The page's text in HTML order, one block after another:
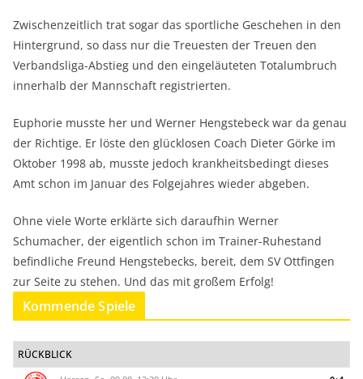
Zwischenzeitlich trat sogar das sportliche Geschehen in den
Hintergrund, so dass nur die Treuesten der Treuen den
Verbandsliga-Abstieg und den eingeläuteten Totalumbruch
innerhalb der Mannschaft registrierten.
Euphorie musste her und Werner Hengstebeck war da genau
der Richtige. Er löste den glücklosen Coach Dieter Görke im
Oktober 1998 ab, musste jedoch krankheitsbedingt dieses
Amt schon im Januar des Folgejahres wieder abgeben.
Ohne viele Worte erklärte sich daraufhin Werner
Schumacher, der eigentlich schon im Trainer-Ruhestand
befindliche Freund Hengstebecks, bereit, dem SV Ottfingen
zur Seite zu stehen. Und das mit großem Erfolg!
Kommende Spiele
RÜCKBLICK